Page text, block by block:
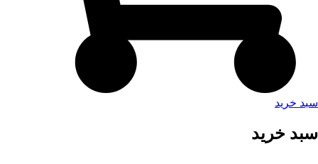
سبد خرید
سبد خرید